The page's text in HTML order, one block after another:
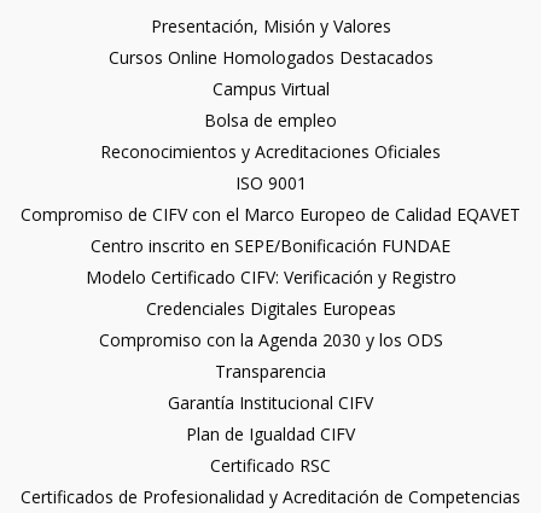
Presentación, Misión y Valores
Cursos Online Homologados Destacados
Campus Virtual
Bolsa de empleo
Reconocimientos y Acreditaciones Oficiales
ISO 9001
Compromiso de CIFV con el Marco Europeo de Calidad EQAVET
Centro inscrito en SEPE/Bonificación FUNDAE
Modelo Certificado CIFV: Verificación y Registro
Credenciales Digitales Europeas
Compromiso con la Agenda 2030 y los ODS
Transparencia
Garantía Institucional CIFV
Plan de Igualdad CIFV
Certificado RSC
Certificados de Profesionalidad y Acreditación de Competencias